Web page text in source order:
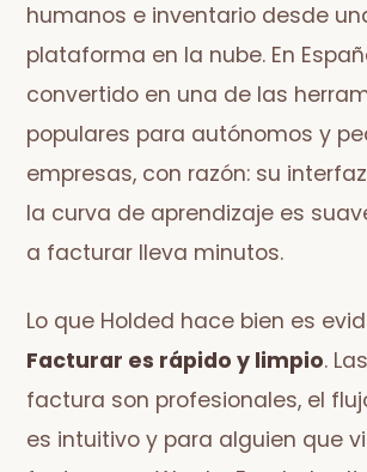
humanos e inventario desde
plataforma en la nube. En
convertido en una de las
populares para autónomos y
empresas, con razón: su
la curva de aprendizaje es
a facturar lleva minutos.
Lo que Holded hace bien es
Facturar es rápido y limpio.
factura son profesionales, el
es intuitivo y para alguien que